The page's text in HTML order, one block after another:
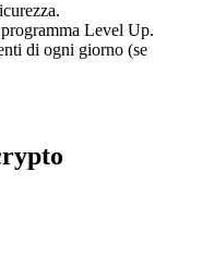
Level Up.
di ogni giorno (se